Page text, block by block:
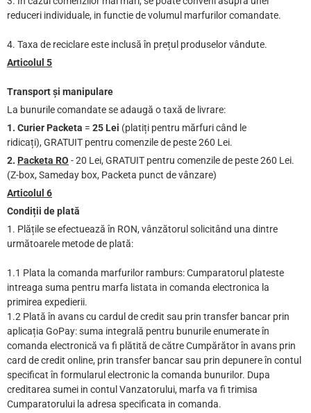
reduceri individuale, in functie de volumul marfurilor comandate.
4. Taxa de reciclare este inclusă în prețul produselor vândute.
Articolul 5
Transport și manipulare
La bunurile comandate se adaugă o taxă de livrare:
1. Curier Packeta = 25 Lei (platiți pentru mărfuri când le
ridicați), GRATUIT pentru comenzile de peste 260 Lei.
2. Packeta RO - 20 Lei, GRATUIT pentru comenzile de peste 260 Lei.
(Z-box, Sameday box, Packeta punct de vânzare)
Articolul 6
Condiții de plată
1. Plățile se efectuează în RON, vânzătorul solicitând una dintre
următoarele metode de plată:
1.1 Plata la comanda marfurilor ramburs: Cumparatorul plateste
intreaga suma pentru marfa listata in comanda electronica la
primirea expedierii.
1.2 Plată în avans cu cardul de credit sau prin transfer bancar prin
aplicația GoPay: suma integrală pentru bunurile enumerate în
comanda electronică va fi plătită de către Cumpărător în avans prin
card de credit online, prin transfer bancar sau prin depunere în contul
specificat în formularul electronic la comanda bunurilor. Dupa
creditarea sumei in contul Vanzatorului, marfa va fi trimisa
Cumparatorului la adresa specificata in comanda.